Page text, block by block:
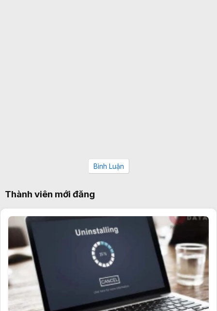
Bình Luận
Thành viên mới đăng